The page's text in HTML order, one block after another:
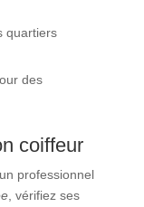
quartiers
des
coiffeur
professionnel
, vérifiez ses